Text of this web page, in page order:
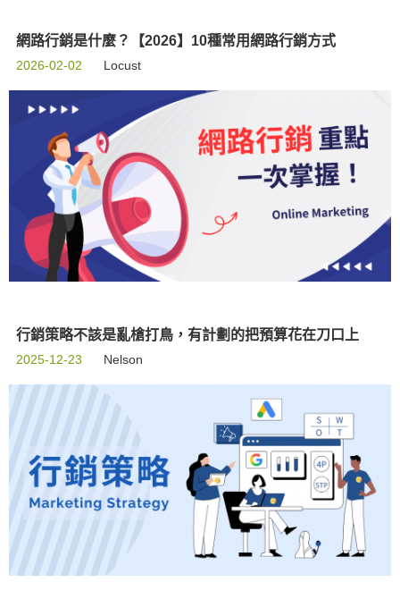
網路行銷是什麼？【2026】10種常用網路行銷方式
2026-02-02 Locust
行銷策略不該是亂槍打鳥，有計劃的把預算花在刀口上
2025-12-23 Nelson